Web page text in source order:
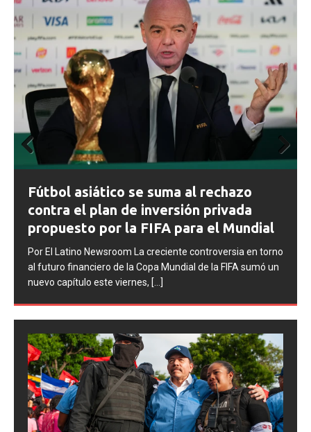
FIFA abre expedientes disciplinarios
contra Argentina tras los incidentes en
la final del Mundial 2026
Por El Latino Newsroom La FIFA inició una serie de
procesos disciplinarios contra la Asociación del Fútbol
Argentino (AFA), cuatro integrantes de la selección
argentina
Prev